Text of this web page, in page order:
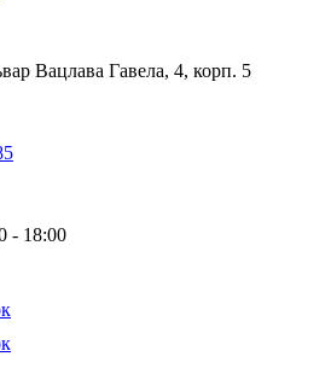
Вацлава Гавела, 4, корп. 5
- 18:00